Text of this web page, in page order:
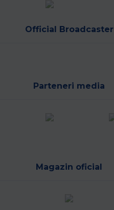
Official Broadcaster
Parteneri media
Magazin oficial